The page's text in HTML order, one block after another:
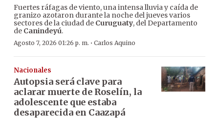
Fuertes ráfagas de viento, una intensa lluvia y caída de
granizo azotaron durante la noche del jueves varios
sectores de la ciudad de Curuguaty, del Departamento
de Canindeyú.
Agosto 7, 2026 01:26 p. m. · Carlos Aquino
Nacionales
Autopsia será clave para
aclarar muerte de Roselín, la
adolescente que estaba
desaparecida en Caazapá